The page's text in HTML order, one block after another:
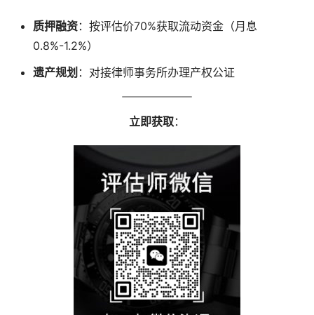
质押融资：按评估价70%获取流动资金（月息
0.8%-1.2%）
遗产规划 ：对接律师事务所办理产权公证
立即获取：